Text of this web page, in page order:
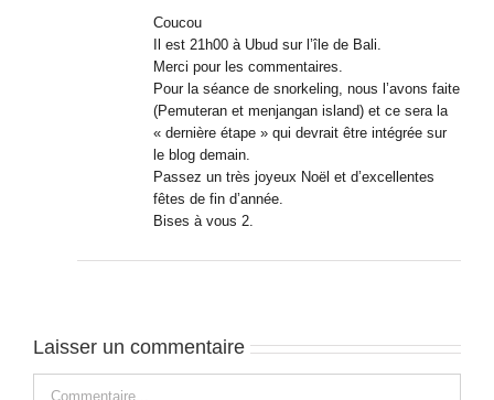
Coucou
Il est 21h00 à Ubud sur l’île de Bali.
Merci pour les commentaires.
Pour la séance de snorkeling, nous l’avons faite
(Pemuteran et menjangan island) et ce sera la
« dernière étape » qui devrait être intégrée sur
le blog demain.
Passez un très joyeux Noël et d’excellentes
fêtes de fin d’année.
Bises à vous 2.
Laisser un commentaire